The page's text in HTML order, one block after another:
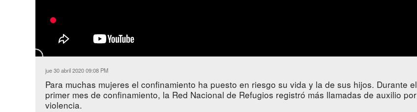
jue 30 abril 2020 09:08 PM
Para muchas mujeres el confinamiento ha puesto en riesgo su vida y la de sus hijos. Durante el
primer mes de confinamiento, la Red Nacional de Refugios registró más llamadas de auxilio por
violencia.